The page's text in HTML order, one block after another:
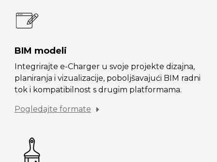
BIM modeli
Integrirajte e-Charger u svoje projekte dizajna,
planiranja i vizualizacije, poboljšavajući BIM radni
tok i kompatibilnost s drugim platformama.
Pogledajte formate